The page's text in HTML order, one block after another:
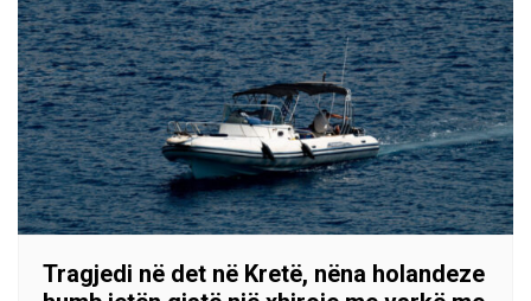
Tragjedi në det në Kretë, nëna holandeze